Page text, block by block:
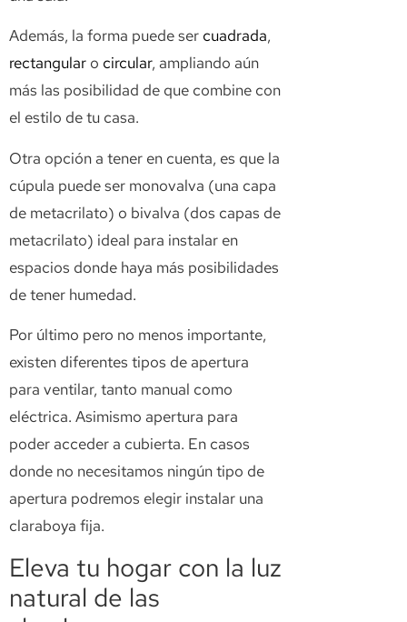
Además, la forma puede ser cuadrada,
rectangular o circular, ampliando aún
más las posibilidad de que combine con
el estilo de tu casa.
Otra opción a tener en cuenta, es que la
cúpula puede ser monovalva (una capa
de metacrilato) o bivalva (dos capas de
metacrilato) ideal para instalar en
espacios donde haya más posibilidades
de tener humedad.
Por último pero no menos importante,
existen diferentes tipos de apertura
para ventilar, tanto manual como
eléctrica. Asimismo apertura para
poder acceder a cubierta. En casos
donde no necesitamos ningún tipo de
apertura podremos elegir instalar una
claraboya fija.
Eleva tu hogar con la luz
natural de las